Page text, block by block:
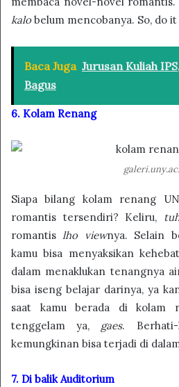
kalobelum mencobanya. So, do
Baca Juga Jurusan Kuliah
Bagus
6. Kolam Renang
Siapa bilang kolam renang
romantis tersendiri? Keliru,
romantislho viewnya. Selain
kamu bisa menyaksikan
dalam menaklukan tenangnya
bisa iseng belajar darinya, ya
saat kamu berada di kolam
tenggelam ya, gaes. Berhati-
kemungkinan bisa terjadi di
7. Di balik Auditorium